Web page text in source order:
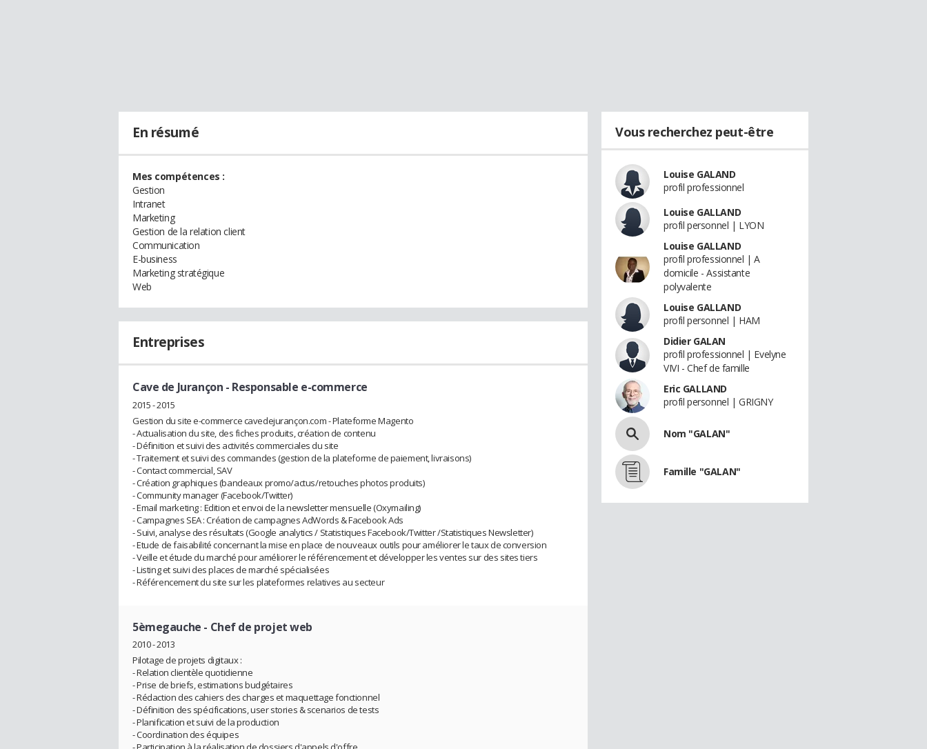
En résumé
Mes compétences :
Gestion
Intranet
Marketing
Gestion de la relation client
Communication
E-business
Marketing stratégique
Web
Entreprises
Cave de Jurançon - Responsable e-commerce
2015 - 2015
Gestion du site e-commerce cavedejurançon.com - Plateforme Magento
- Actualisation du site, des fiches produits, création de contenu
- Définition et suivi des activités commerciales du site
- Traitement et suivi des commandes (gestion de la plateforme de paiement, livraisons)
- Contact commercial, SAV
- Création graphiques (bandeaux promo/actus/retouches photos produits)
- Community manager (Facebook/Twitter)
- Email marketing : Edition et envoi de la newsletter mensuelle (Oxymailing)
- Campagnes SEA : Création de campagnes AdWords & Facebook Ads
- Suivi, analyse des résultats (Google analytics / Statistiques Facebook/Twitter /Statistiques Newsletter)
- Etude de faisabilité concernant la mise en place de nouveaux outils pour améliorer le taux de conversion
- Veille et étude du marché pour améliorer le référencement et développer les ventes sur des sites tiers
- Listing et suivi des places de marché spécialisées
- Référencement du site sur les plateformes relatives au secteur
5èmegauche - Chef de projet web
2010 - 2013
Pilotage de projets digitaux :
- Relation clientèle quotidienne
- Prise de briefs, estimations budgétaires
- Rédaction des cahiers des charges et maquettage fonctionnel
- Définition des spécifications, user stories & scenarios de tests
- Planification et suivi de la production
- Coordination des équipes
Vous recherchez peut-être
Louise GALAND
profil professionnel
Louise GALLAND
profil personnel | LYON
Louise GALLAND
profil professionnel | A
domicile - Assistante
polyvalente
Louise GALLAND
profil personnel | HAM
Didier GALAN
profil professionnel | Evelyne
VIVI - Chef de famille
Eric GALLAND
profil personnel | GRIGNY
Nom "GALAN"
Famille "GALAN"